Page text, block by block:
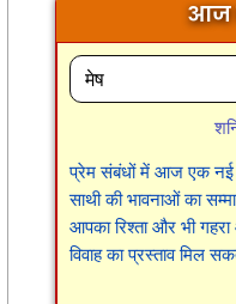
आज
प्रेम संबंधों में आज एक नई
साथी की भावनाओं का
आपका रिश्ता और भी
विवाह का प्रस्ताव मिल